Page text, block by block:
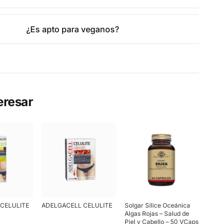
¿Es apto para veganos?
ADELGACELL CELULITE
Solgar Sílice Oceánica
Algas Rojas – Salud de
Piel y Cabello – 50 VCaps